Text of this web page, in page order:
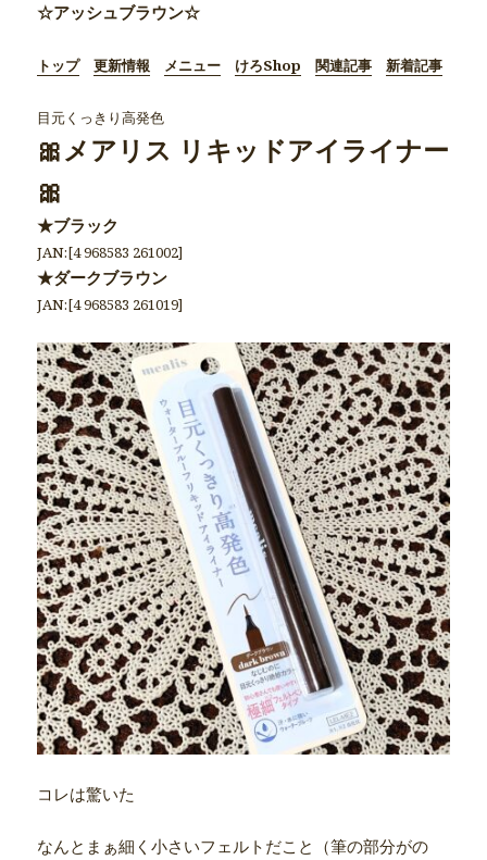
☆アッシュブラウン☆
トップ 更新情報 メニュー けろShop 関連記事 新着記事
目元くっきり高発色
🎀メアリス リキッドアイライナー
🎀
★ブラック
JAN:[4 968583 261002]
★ダークブラウン
JAN:[4 968583 261019]
コレは驚いた
なんとまぁ細く小さいフェルトだこと（筆の部分がの